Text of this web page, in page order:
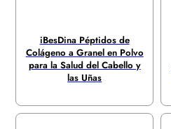
iBesDina Péptidos de
Colágeno a Granel en Polvo
para la Salud del Cabello y
las Uñas